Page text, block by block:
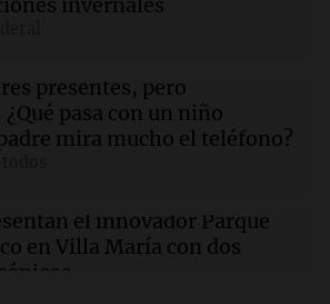
en Brasil que dejó 62 muertos
en la venta de aguacates
UU.: causas y consecuencias
en una plaza de Córdoba y
Campazzo: el increíble
presentes, pero
pasa con un niño
mira mucho el teléfono?
el innovador Parque
en Villa María con dos